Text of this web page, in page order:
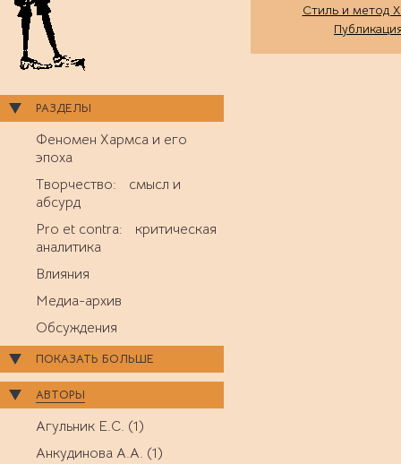
РАЗДЕЛЫ
Феномен Хармса и его
эпоха
Творчество: смысл и
абсурд
Pro et contra: критическая
аналитика
Влияния
Медиа-архив
Обсуждения
ПОКАЗАТЬ БОЛЬШЕ
АВТОРЫ
Агульник Е.С. (1)
Анкудинова А.А. (1)
Стиль и метод